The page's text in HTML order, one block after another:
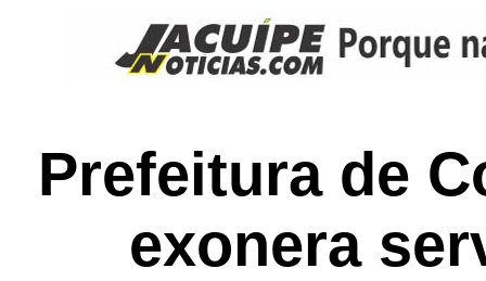
Prefeitura de
exonera